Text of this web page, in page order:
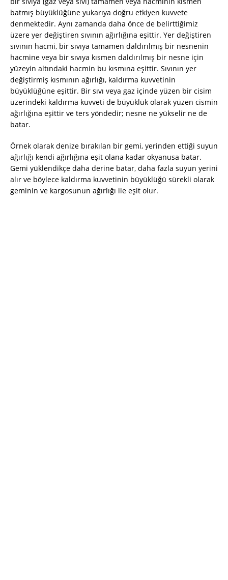
batmış büyüklüğüne yukarıya doğru etkiyen kuvvete
denmektedir. Aynı zamanda daha önce de belirttiğimiz
üzere yer değiştiren sıvının ağırlığına eşittir. Yer değiştiren
sıvının hacmi, bir sıvıya tamamen daldırılmış bir nesnenin
hacmine veya bir sıvıya kısmen daldırılmış bir nesne için
yüzeyin altındaki hacmin bu kısmına eşittir. Sıvının yer
değiştirmiş kısmının ağırlığı, kaldırma kuvvetinin
büyüklüğüne eşittir. Bir sıvı veya gaz içinde yüzen bir cisim
üzerindeki kaldırma kuvveti de büyüklük olarak yüzen cismin
ağırlığına eşittir ve ters yöndedir; nesne ne yükselir ne de
batar.
Örnek olarak denize bırakılan bir gemi, yerinden ettiği suyun
ağırlığı kendi ağırlığına eşit olana kadar okyanusa batar.
Gemi yüklendikçe daha derine batar, daha fazla suyun yerini
alır ve böylece kaldırma kuvvetinin büyüklüğü sürekli olarak
geminin ve kargosunun ağırlığı ile eşit olur.